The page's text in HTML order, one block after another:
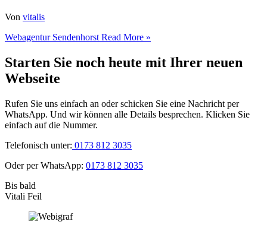
Von vitalis
Webagentur Sendenhorst Read More »
Starten Sie noch heute mit Ihrer neuen
Webseite
Rufen Sie uns einfach an oder schicken Sie eine Nachricht per
WhatsApp. Und wir können alle Details besprechen. Klicken Sie
einfach auf die Nummer.
Telefonisch unter: 0173 812 3035
Oder per WhatsApp: 0173 812 3035
Bis bald
Vitali Feil